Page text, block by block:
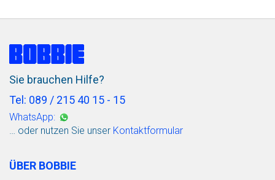
Sie brauchen Hilfe?
Tel: 089 / 215 40 15 - 15
WhatsApp:
… oder nutzen Sie unser Kontaktformular
ÜBER BOBBIE